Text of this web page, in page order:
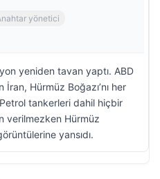
yönetici
yeniden tavan yaptı. ABD
İran, Hürmüz Boğazı’nı her
tankerleri dahil hiçbir
verilmezken Hürmüz
yansıdı.